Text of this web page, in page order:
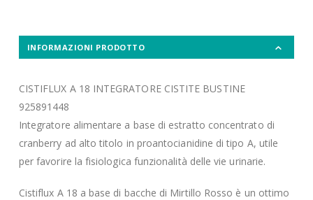
INFORMAZIONI PRODOTTO
CISTIFLUX A 18 INTEGRATORE CISTITE BUSTINE
925891448
Integratore alimentare a base di estratto concentrato di
cranberry ad alto titolo in proantocianidine di tipo A, utile
per favorire la fisiologica funzionalità delle vie urinarie.
Cistiflux A 18 a base di bacche di Mirtillo Rosso è un ottimo